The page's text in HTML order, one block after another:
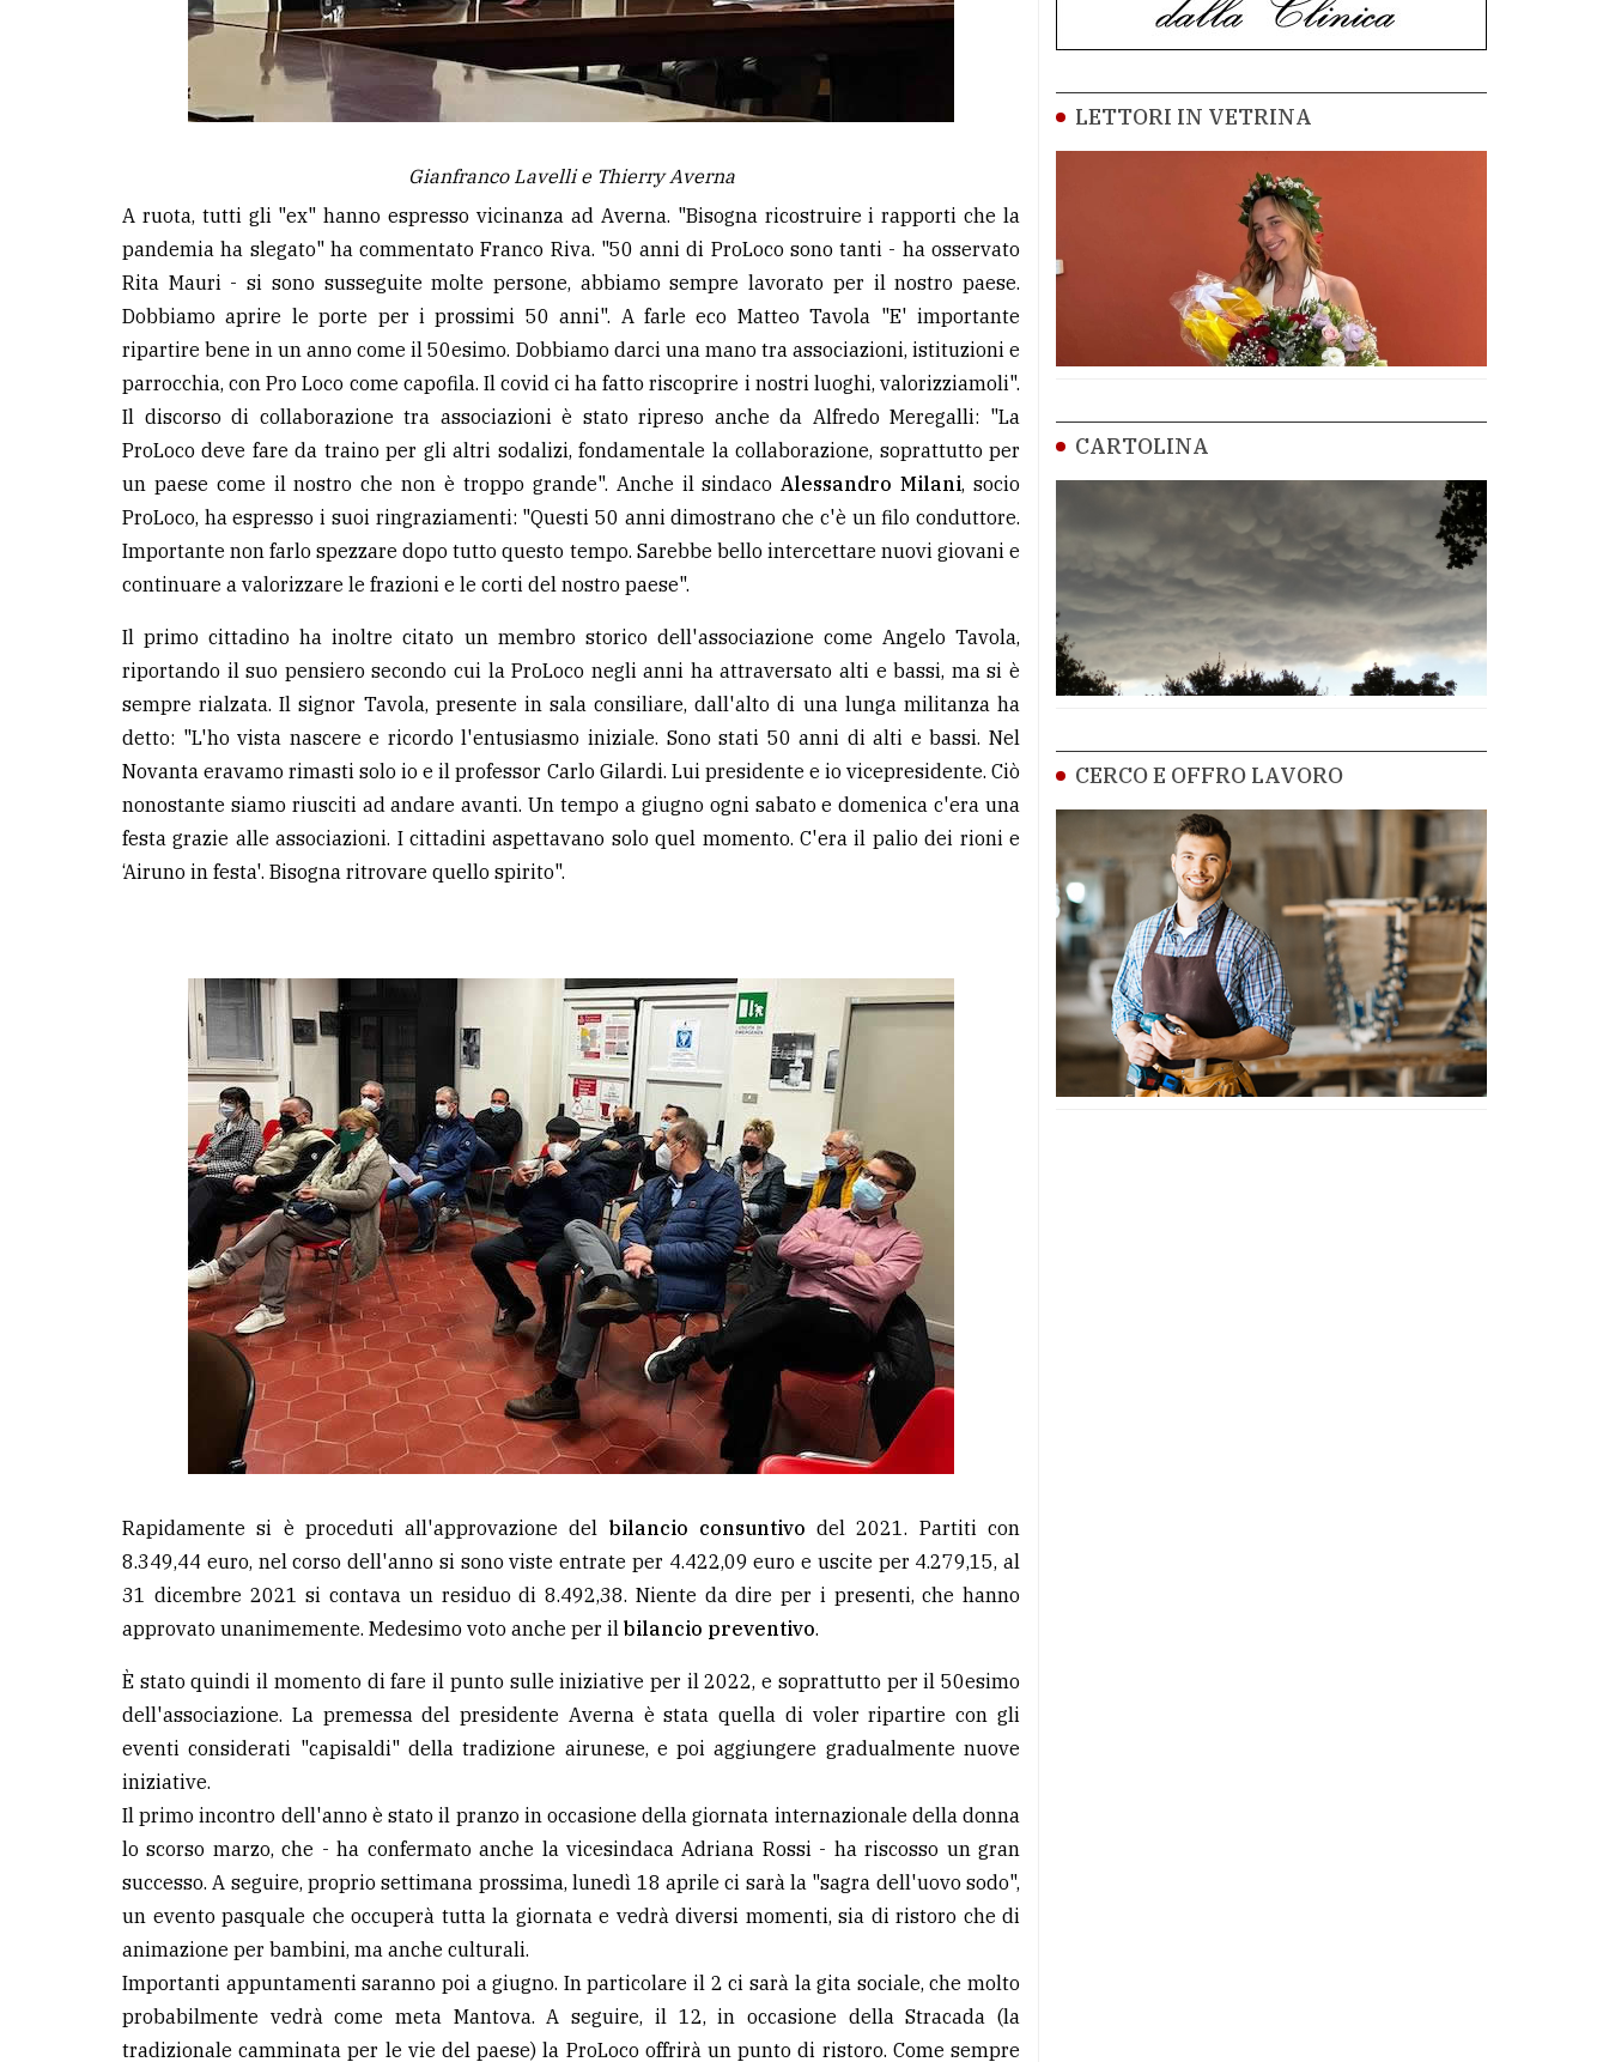
Gianfranco Lavelli e Thierry Averna
A ruota, tutti gli "ex" hanno espresso vicinanza ad Averna. "Bisogna ricostruire i rapporti che la
pandemia ha slegato" ha commentato Franco Riva. "50 anni di ProLoco sono tanti - ha osservato
Rita Mauri - si sono susseguite molte persone, abbiamo sempre lavorato per il nostro paese.
Dobbiamo aprire le porte per i prossimi 50 anni". A farle eco Matteo Tavola "E' importante
ripartire bene in un anno come il 50esimo. Dobbiamo darci una mano tra associazioni, istituzioni e
parrocchia, con Pro Loco come capofila. Il covid ci ha fatto riscoprire i nostri luoghi, valorizziamoli".
Il discorso di collaborazione tra associazioni è stato ripreso anche da Alfredo Meregalli: "La
ProLoco deve fare da traino per gli altri sodalizi, fondamentale la collaborazione, soprattutto per
un paese come il nostro che non è troppo grande". Anche il sindacoAlessandro Milani, socio
ProLoco, ha espresso i suoi ringraziamenti: "Questi 50 anni dimostrano che c'è un filo conduttore.
Importante non farlo spezzare dopo tutto questo tempo. Sarebbe bello intercettare nuovi giovani e
continuare a valorizzare le frazioni e le corti del nostro paese".
Il primo cittadino ha inoltre citato un membro storico dell'associazione come Angelo Tavola,
riportando il suo pensiero secondo cui la ProLoco negli anni ha attraversato alti e bassi, ma si è
sempre rialzata. Il signor Tavola, presente in sala consiliare, dall'alto di una lunga militanza ha
detto: "L'ho vista nascere e ricordo l'entusiasmo iniziale. Sono stati 50 anni di alti e bassi. Nel
Novanta eravamo rimasti solo io e il professor Carlo Gilardi. Lui presidente e io vicepresidente. Ciò
nonostante siamo riusciti ad andare avanti. Un tempo a giugno ogni sabato e domenica c'era una
festa grazie alle associazioni. I cittadini aspettavano solo quel momento. C'era il palio dei rioni e
‘Airuno in festa'. Bisogna ritrovare quello spirito".
Rapidamente si è proceduti all'approvazione del bilancio consuntivo del 2021. Partiti con
8.349,44 euro, nel corso dell'anno si sono viste entrate per 4.422,09 euro e uscite per 4.279,15, al
31 dicembre 2021 si contava un residuo di 8.492,38. Niente da dire per i presenti, che hanno
approvato unanimemente. Medesimo voto anche per il bilancio preventivo.
È stato quindi il momento di fare il punto sulle iniziative per il 2022, e soprattutto per il 50esimo
dell'associazione. La premessa del presidente Averna è stata quella di voler ripartire con gli
eventi considerati "capisaldi" della tradizione airunese, e poi aggiungere gradualmente nuove
iniziative.
Il primo incontro dell'anno è stato il pranzo in occasione della giornata internazionale della donna
lo scorso marzo, che - ha confermato anche la vicesindaca Adriana Rossi - ha riscosso un gran
successo. A seguire, proprio settimana prossima, lunedì 18 aprile ci sarà la "sagra dell'uovo sodo",
un evento pasquale che occuperà tutta la giornata e vedrà diversi momenti, sia di ristoro che di
animazione per bambini, ma anche culturali.
Importanti appuntamenti saranno poi a giugno. In particolare il 2 ci sarà la gita sociale, che molto
probabilmente vedrà come meta Mantova. A seguire, il 12, in occasione della Stracada (la
tradizionale camminata per le vie del paese) la ProLoco offrirà un punto di ristoro. Come sempre
LETTORI IN VETRINA
CARTOLINA
CERCO E OFFRO LAVORO